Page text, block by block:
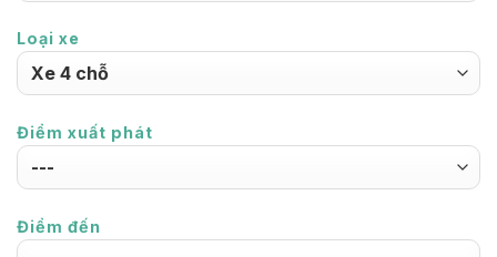
Loại xe
Điểm xuất phát
Điểm đến